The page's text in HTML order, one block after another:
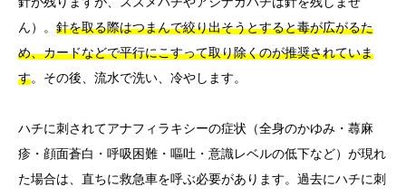
ん）。 針を取る際はつまんで絞り出そうとすると毒が広がるた
め、カードなどで平行にこすって取り除くのが推奨されていま
す。その後、流水で洗い、冷やします。
ハチに刺されてアナフィラキシーの症状（全身のかゆみ・蕁麻
疹・顔面蒼白・呼吸困難・嘔吐・意識レベルの低下など）が現れ
た場合は、直ちに救急車を呼ぶ必要があります。過去にハチに刺